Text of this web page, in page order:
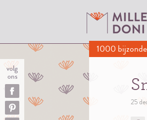
1000
volg
ons
25